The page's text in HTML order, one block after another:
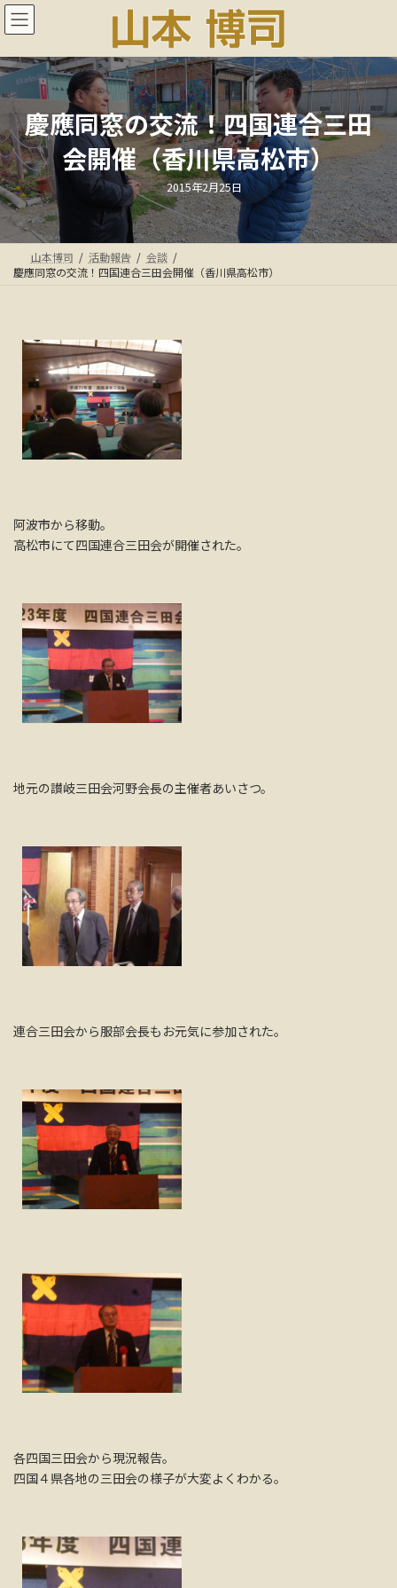
コ
ン
ン
ツ
へ
ス
キ
ッ
プ
ナ
ビ
ー
シ
ョ
ン
に
移
動
慶應同窓の交流！四国連合三田
会開催（香川県高松市）
最
終
更
新
日
時
:
2015年2月25日
山本博司 活動報告
会談
慶應同窓の交流！四国連合三田会開催（香川県高松市）
阿波市から移動。
高松市にて四国連合三田会が開催された。
地元の讃岐三田会河野会長の主催者あいさつ。
連合三田会から服部会長もお元気に参加された。
各四国三田会から現況報告。
四国４県各地の三田会の様子が大変よくわかる。